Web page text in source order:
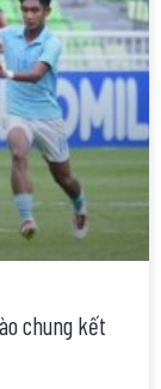
chung kết